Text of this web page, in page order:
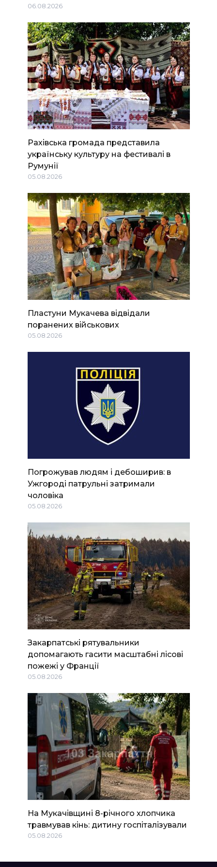
06.08.2026
Рахівська громада представила
українську культуру на фестивалі в
Румунії
05.08.2026
Пластуни Мукачева відвідали
поранених військових
05.08.2026
Погрожував людям і дебоширив: в
Ужгороді патрульні затримали
чоловіка
05.08.2026
Закарпатські рятувальники
допомагають гасити масштабні лісові
пожежі у Франції
05.08.2026
На Мукачівщині 8-річного хлопчика
травмував кінь: дитину госпіталізували
05.08.2026